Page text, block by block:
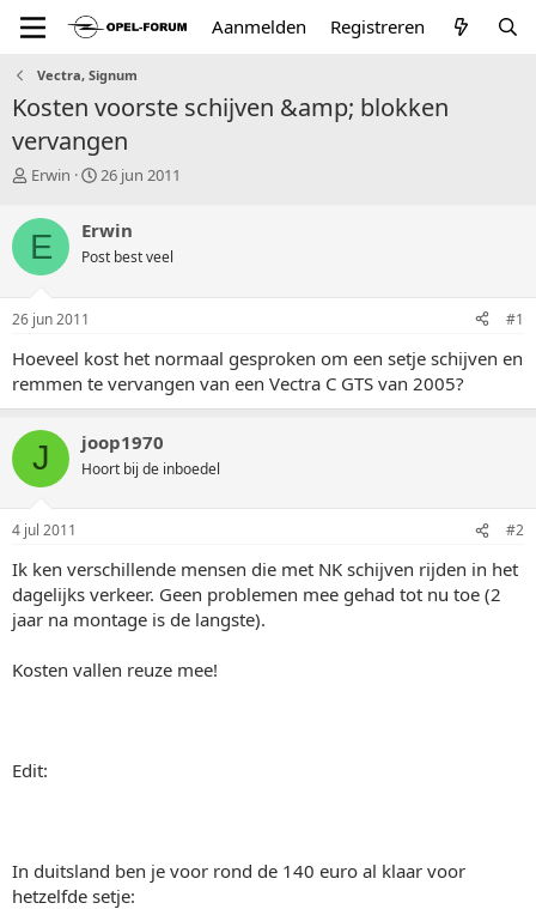
Aanmelden Registreren
Vectra, Signum
Kosten voorste schijven &amp; blokken
vervangen
T
p
i
c
s
a
t
e
r
Erwin
S
r
t
a
m
26 jun 2011
E Erwin
Post best veel
26 jun 2011 #1
Hoeveel kost het normaal gesproken om een setje schijven en
remmen te vervangen van een Vectra C GTS van 2005?
J joop1970
Hoort bij de inboedel
4 jul 2011 #2
Ik ken verschillende mensen die met NK schijven rijden in het
dagelijks verkeer. Geen problemen mee gehad tot nu toe (2
jaar na montage is de langste).
Kosten vallen reuze mee!
Edit:
In duitsland ben je voor rond de 140 euro al klaar voor
hetzelfde setje: